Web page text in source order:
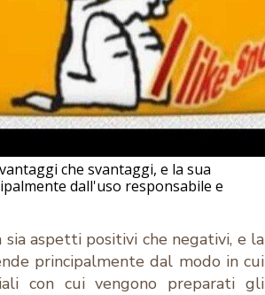
che svantaggi, e la sua
dall'uso responsabile e
aspetti positivi che negativi, e la
principalmente dal modo in cui
con cui vengono preparati gli